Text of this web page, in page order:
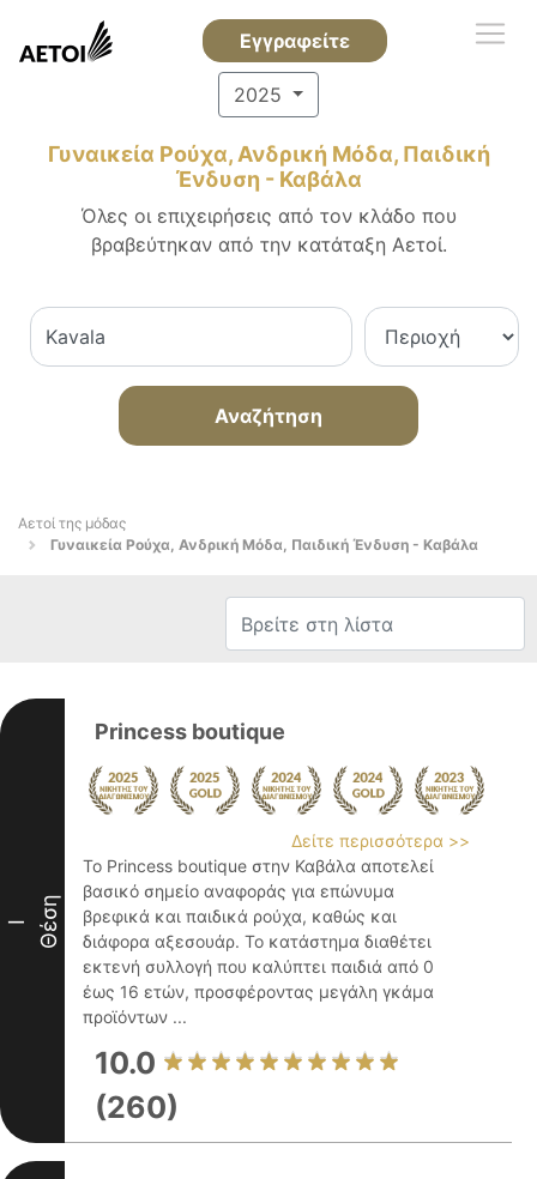
Εγγραφείτε
2025
Γυναικεία Ρούχα, Ανδρική Μόδα, Παιδική
Ένδυση - Καβάλα
Όλες οι επιχειρήσεις από τον κλάδο που
βραβεύτηκαν από την κατάταξη Αετοί.
Αναζήτηση
Αετοί της μόδας
Γυναικεία Ρούχα, Ανδρική Μόδα, Παιδική Ένδυση - Καβάλα
I Θέση
Princess boutique
Δείτε περισσότερα >>
Το Princess boutique στην Καβάλα αποτελεί
βασικό σημείο αναφοράς για επώνυμα
βρεφικά και παιδικά ρούχα, καθώς και
διάφορα αξεσουάρ. Το κατάστημα διαθέτει
εκτενή συλλογή που καλύπτει παιδιά από 0
έως 16 ετών, προσφέροντας μεγάλη γκάμα
προϊόντων ...
10.0
(260)